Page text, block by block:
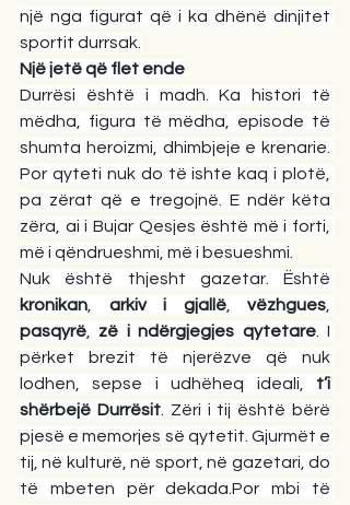
një nga figurat që i ka dhënë dinjitet
sportit durrsak.
Një jetë që flet ende
Durrësi është i madh. Ka histori të
mëdha, figura të mëdha, episode të
shumta heroizmi, dhimbjeje e krenarie.
Por qyteti nuk do të ishte kaq i plotë,
pa zërat që e tregojnë. E ndër këta
zëra, ai i Bujar Qesjes është më i forti,
më i qëndrueshmi, më i besueshmi.
kronikan
arkiv i gjallë, vëzhgues
pasqyrë
zë i ndërgjegjes qytetare. I
përket brezit të njerëzve që nuk
lodhen, sepse i udhëheq ideali, t’i
shërbejë Durrësit. Zëri i tij është bërë
pjesë e memorjes së qytetit. Gjurmët e
tij, në kulturë, në sport, në gazetari, do
të mbeten për dekada.Por mbi të